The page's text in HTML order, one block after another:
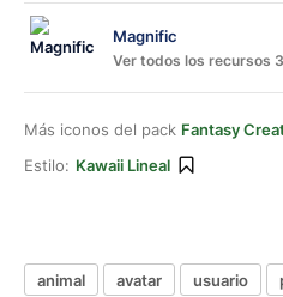
Magnific
Ver todos los recursos
Más iconos del pack Fantasy
Estilo: Kawaii Lineal
animal avatar usuario